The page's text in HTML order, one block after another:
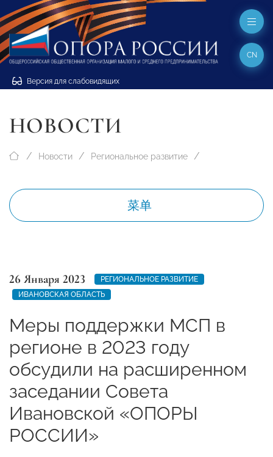
Версия для слабовидящих
CN
НОВОСТИ
Новости Региональное развитие
菜单
26 Января 2023
РЕГИОНАЛЬНОЕ РАЗВИТИЕ
ИВАНОВСКАЯ ОБЛАСТЬ
Меры поддержки МСП в
регионе в 2023 году
обсудили на расширенном
заседании Совета
Ивановской «ОПОРЫ
РОССИИ»